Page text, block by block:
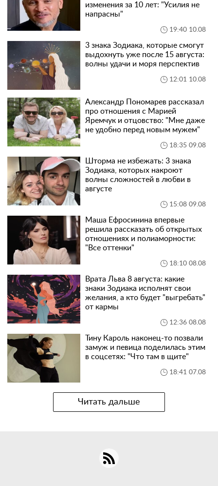
изменения за 10 лет: "Усилия не
напрасны"
19:40 10.08
3 знака Зодиака, которые смогут
выдохнуть уже после 15 августа:
волны удачи и моря перспектив
12:01 10.08
Александр Пономарев рассказал
про отношения с Марией
Яремчук и отцовство: "Мне даже
не удобно перед новым мужем"
18:35 09.08
Шторма не избежать: 3 знака
Зодиака, которых накроют
волны сложностей в любви в
августе
15:08 09.08
Маша Ефросинина впервые
решила рассказать об открытых
отношениях и полиаморности:
"Все оттенки"
18:10 08.08
Врата Льва 8 августа: какие
знаки Зодиака исполнят свои
желания, а кто будет "выгребать"
от кармы
12:36 08.08
Тину Кароль наконец-то позвали
замуж и певица поделилась этим
в соцсетях: "Что там в щите"
18:41 07.08
Читать дальше